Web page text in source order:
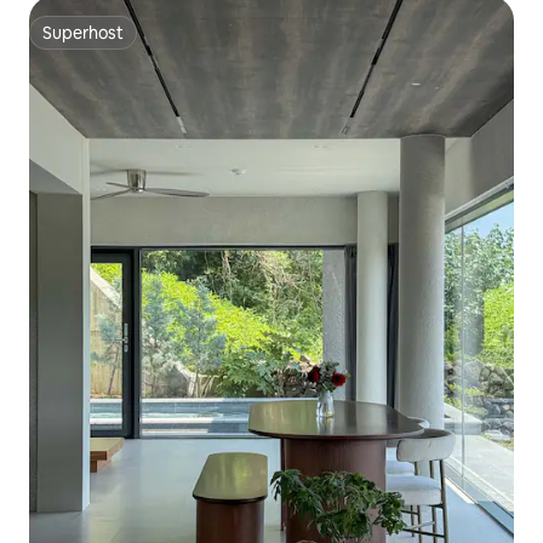
Superhost
Superhost